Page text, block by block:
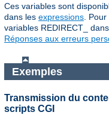
Ces variables sont
dans les expressions .
variables REDIRECT_
Réponses aux erreurs
Exemples
Transmission du
scripts CGI